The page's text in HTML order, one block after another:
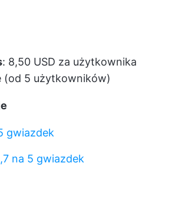
: 8,50 USD za użytkownika
(od 5 użytkowników)
gwiazdek
na 5 gwiazdek